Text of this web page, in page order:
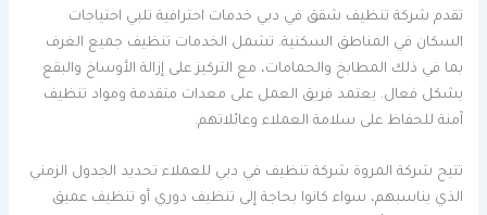
تقدم شركة تنظيف شقق في دبي خدمات احترافية تلبي احتياجات
السكان في المناطق السكنية. تشمل الخدمات تنظيف جميع الغرف
بما في ذلك المطابخ والحمامات، مع التركيز على إزالة الأوساخ والبقع
بشكل فعال. يعتمد فريق العمل على معدات متقدمة ومواد تنظيف
آمنة للحفاظ على سلامة العملاء وعائلاتهم.
تتيح شركة المروة شركة تنظيف في دبي للعملاء تحديد الجدول الزمني
الذي يناسبهم، سواء كانوا بحاجة إلى تنظيف دوري أو تنظيف عميق